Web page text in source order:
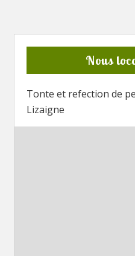
Nous
Tonte et refection de
Lizaigne